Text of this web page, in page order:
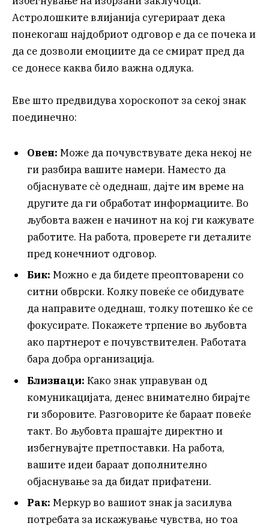
Астролошките влијанија сугерираат дека
понекогаш најдобриот одговор е да се почека и
да се дозволи емоциите да се смират пред да
се донесе каква било важна одлука.
Еве што предвидува хороскопот за секој знак
поединечно:
Овен: Може да почувствувате дека некој не
ги разбира вашите намери. Наместо да
објаснувате сè одеднаш, дајте им време на
другите да ги обработат информациите. Во
љубовта важен е начинот на кој ги кажувате
работите. На работа, проверете ги деталите
пред конечниот одговор.
Бик: Можно е да бидете преоптоварени со
ситни обврски. Колку повеќе се обидувате
да направите одеднаш, толку потешко ќе се
фокусирате. Покажете трпение во љубовта
ако партнерот е почувствителен. Работата
бара добра организација.
Близнаци: Како знак управуван од
комуникацијата, денес внимателно бирајте
ги зборовите. Разговорите ќе бараат повеќе
такт. Во љубовта прашајте директно и
избегнувајте претпоставки. На работа,
вашите идеи бараат дополнително
објаснување за да бидат прифатени.
Рак: Меркур во вашиот знак ја засилува
потребата за искажување чувства, но тоа